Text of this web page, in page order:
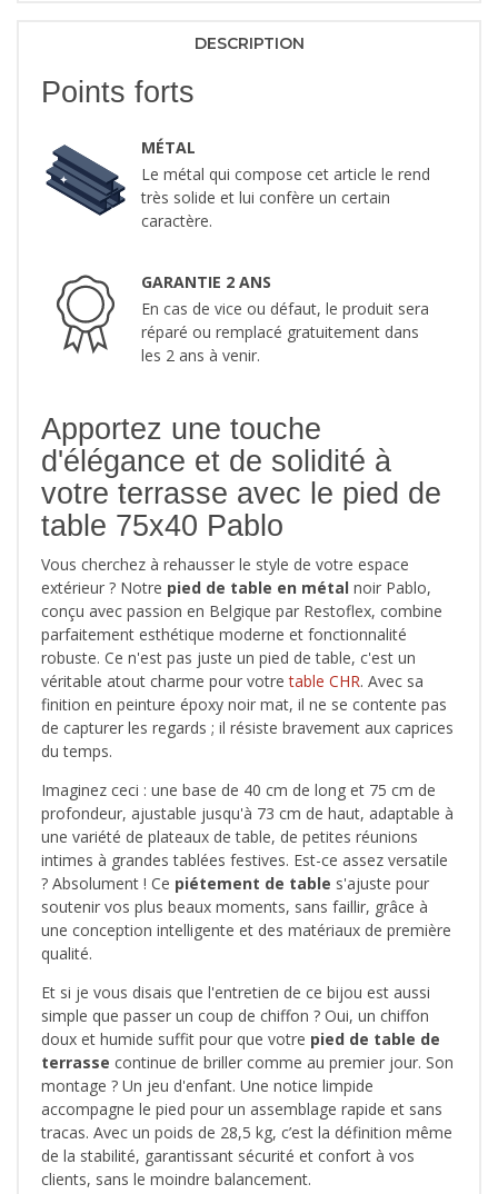
DESCRIPTION
Points forts
MÉTAL
Le métal qui compose cet article le rend
très solide et lui confère un certain
caractère.
GARANTIE 2 ANS
En cas de vice ou défaut, le produit sera
réparé ou remplacé gratuitement dans
les 2 ans à venir.
Apportez une touche
d'élégance et de solidité à
votre terrasse avec le pied de
table 75x40 Pablo
Vous cherchez à rehausser le style de votre espace
extérieur ? Notre pied de table en métal noir Pablo,
conçu avec passion en Belgique par Restoflex, combine
parfaitement esthétique moderne et fonctionnalité
robuste. Ce n'est pas juste un pied de table, c'est un
véritable atout charme pour votretable CHR. Avec sa
finition en peinture époxy noir mat, il ne se contente pas
de capturer les regards ; il résiste bravement aux caprices
du temps.
Imaginez ceci : une base de 40 cm de long et 75 cm de
profondeur, ajustable jusqu'à 73 cm de haut, adaptable à
une variété de plateaux de table, de petites réunions
intimes à grandes tablées festives. Est-ce assez versatile
? Absolument ! Ce piétement de table s'ajuste pour
soutenir vos plus beaux moments, sans faillir, grâce à
une conception intelligente et des matériaux de première
qualité.
Et si je vous disais que l'entretien de ce bijou est aussi
simple que passer un coup de chiffon ? Oui, un chiffon
doux et humide suffit pour que votre pied de table de
terrasse continue de briller comme au premier jour. Son
montage ? Un jeu d'enfant. Une notice limpide
accompagne le pied pour un assemblage rapide et sans
tracas. Avec un poids de 28,5 kg, c’est la définition même
de la stabilité, garantissant sécurité et confort à vos
clients, sans le moindre balancement.